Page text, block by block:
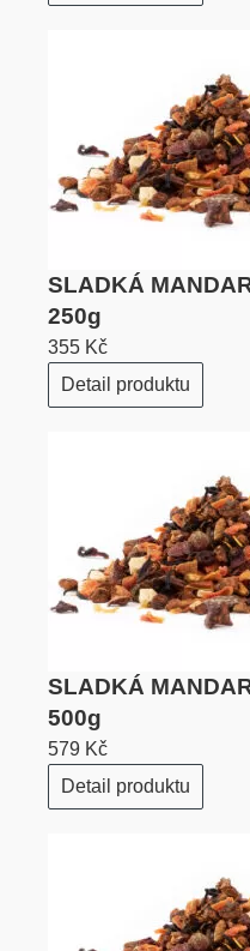
SLADKÁ
250g
355 Kč
Detail produktu
SLADKÁ
500g
579 Kč
Detail produktu